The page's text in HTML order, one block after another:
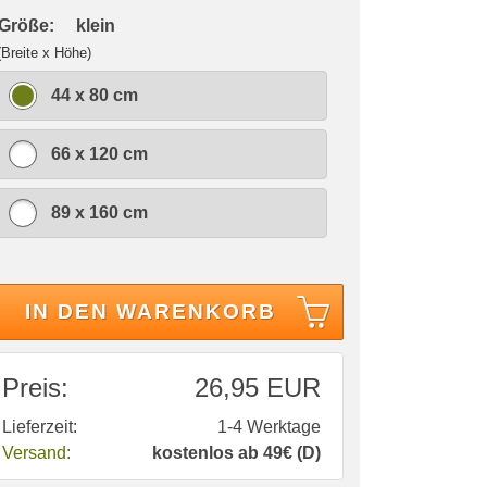
klein
x Höhe)
44 x 80 cm
66 x 120 cm
89 x 160 cm
IN DEN WARENKORB
Preis: 26,95 EUR
Lieferzeit:
1-4 Werktage
Versand:
kostenlos ab 49€ (D)